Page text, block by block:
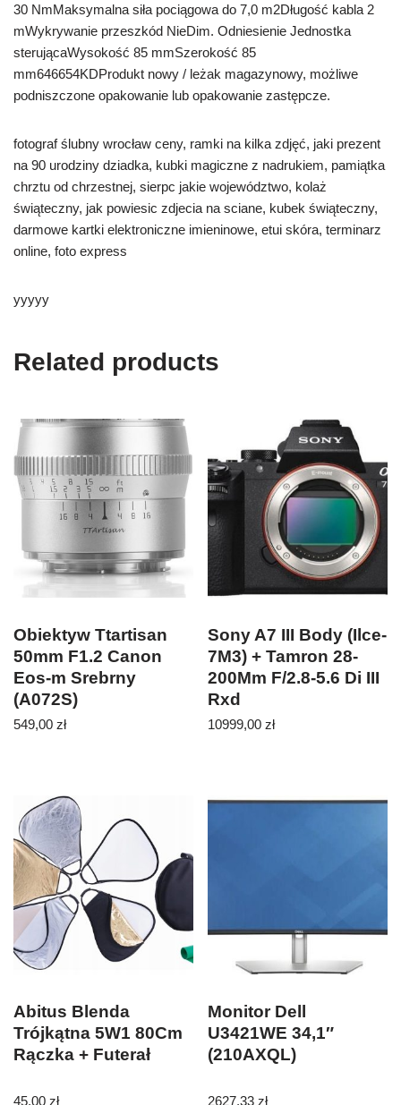
30 NmMaksymalna siła pociągowa do 7,0 m2Długość kabla 2
mWykrywanie przeszkód NieDim. Odniesienie Jednostka
sterującaWysokość 85 mmSzerokość 85
mm646654KDProdukt nowy / leżak magazynowy, możliwe
podniszczone opakowanie lub opakowanie zastępcze.
fotograf ślubny wrocław ceny, ramki na kilka zdjęć, jaki prezent
na 90 urodziny dziadka, kubki magiczne z nadrukiem, pamiątka
chrztu od chrzestnej, sierpc jakie województwo, kolaż
świąteczny, jak powiesic zdjecia na sciane, kubek świąteczny,
darmowe kartki elektroniczne imieninowe, etui skóra, terminarz
online, foto express
yyyyy
Related products
Obiektyw Ttartisan
50mm F1.2 Canon
Eos-m Srebrny
(A072S)
549,00 zł
Sony A7 III Body (Ilce-
7M3) + Tamron 28-
200Mm F/2.8-5.6 Di III
Rxd
10999,00zł
Abitus Blenda
Trójkątna 5W1 80Cm
Rączka + Futerał
45,00 zł
Monitor Dell
U3421WE 34,1″
(210AXQL)
2627,33zł